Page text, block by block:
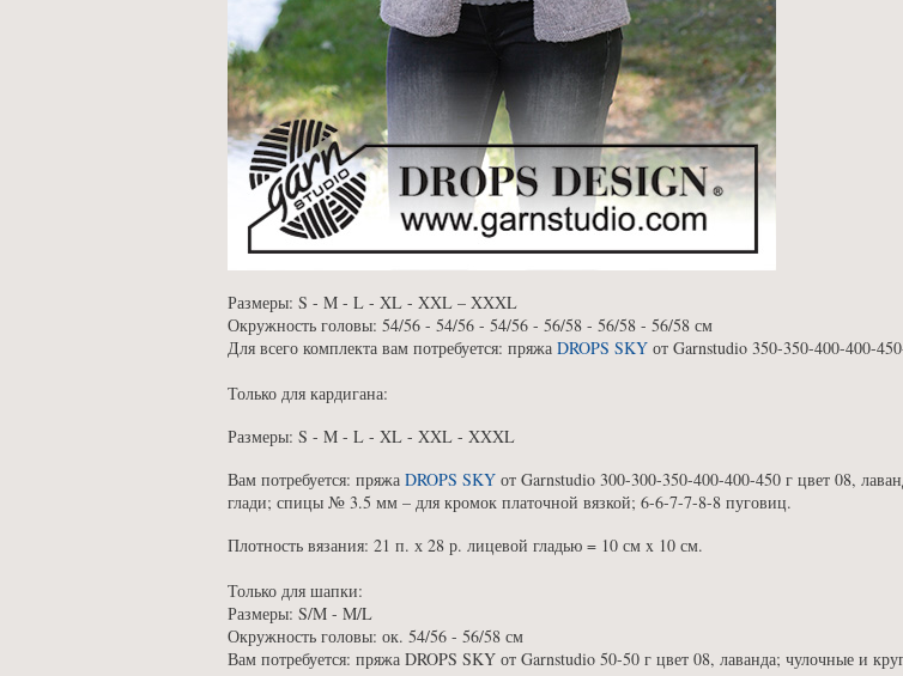
Размеры: S - M - L - XL - XXL – XXXL
Окружность головы: 54/56 - 54/56 - 54/56 - 56/58 - 56/58 - 56/58 см
Для всего комплекта вам потребуется: пряжаDROPS SKY от Garnstudio 350-350-400-400-
Только для кардигана:
Размеры: S - M - L - XL - XXL - XXXL
Вам потребуется: пряжаDROPS SKY от Garnstudio 300-300-350-400-400-450 г цвет 08,
глади; спицы № 3.5 мм – для кромок платочной вязкой; 6-6-7-7-8-8 пуговиц.
Плотность вязания: 21 п. х 28 р. лицевой гладью = 10 см x 10 см.
Только для шапки:
Размеры: S/M - M/L
Окружность головы: ок. 54/56 - 56/58 см
Вам потребуется: пряжа DROPS SKY от Garnstudio 50-50 г цвет 08, лаванда; чулочные и